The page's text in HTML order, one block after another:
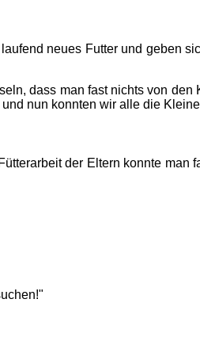
neues Futter und geben
dass man fast nichts von den
nun konnten wir alle die
der Eltern konnte man